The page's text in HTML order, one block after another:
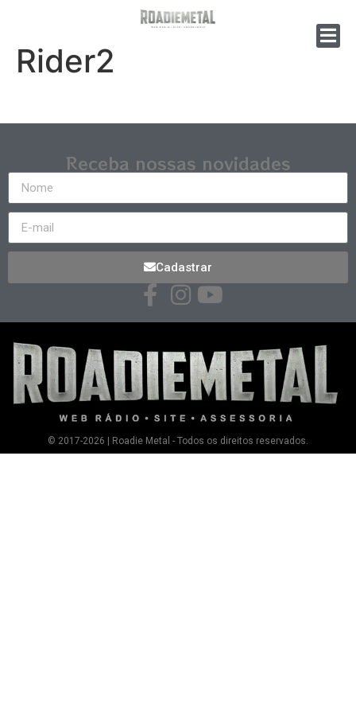
Rider2
Receba nossas novidades
Cadastrar
© 2017-2026 | Roadie Metal - Todos os direitos reservados.